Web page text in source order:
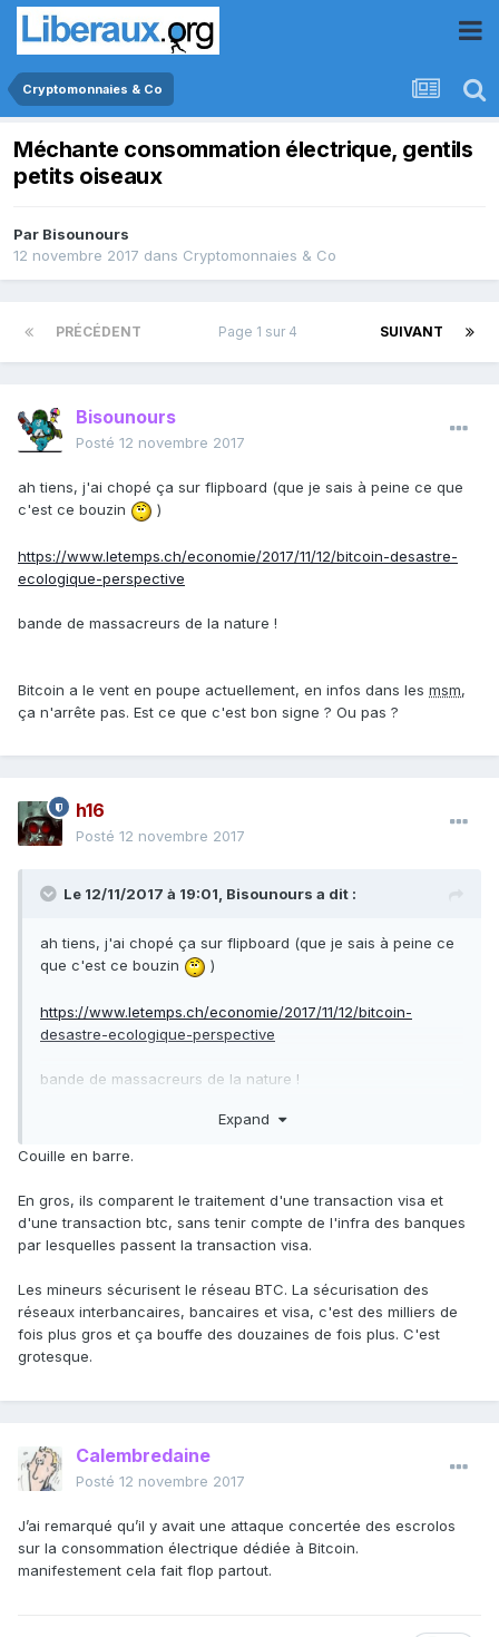
Cryptomonnaies & Co
Méchante consommation électrique, gentils
petits oiseaux
Par Bisounours
12 novembre 2017 dans Cryptomonnaies & Co
PRÉCÉDENT SUIVANT
Page 1 sur 4
Bisounours
Posté 12 novembre 2017
ah tiens, j'ai chopé ça sur flipboard (que je sais à peine ce que
c'est ce bouzin
)
https://www.letemps.ch/economie/2017/11/12/bitcoin-desastre-
ecologique-perspective
bande de massacreurs de la nature !
Bitcoin a le vent en poupe actuellement, en infos dans les msm,
ça n'arrête pas. Est ce que c'est bon signe ? Ou pas ?
h16
Posté 12 novembre 2017
Le 12/11/2017 à 19:01, Bisounours a dit :
ah tiens, j'ai chopé ça sur flipboard (que je sais à peine ce
que c'est ce bouzin
)
https://www.letemps.ch/economie/2017/11/12/bitcoin-
desastre-ecologique-perspective
bande de massacreurs de la nature !
Expand
Couille en barre.
En gros, ils comparent le traitement d'une transaction visa et
d'une transaction btc, sans tenir compte de l'infra des banques
par lesquelles passent la transaction visa.
Les mineurs sécurisent le réseau BTC. La sécurisation des
réseaux interbancaires, bancaires et visa, c'est des milliers de
fois plus gros et ça bouffe des douzaines de fois plus. C'est
grotesque.
Calembredaine
Posté 12 novembre 2017
J’ai remarqué qu’il y avait une attaque concertée des escrolos
sur la consommation électrique dédiée à Bitcoin.
manifestement cela fait flop partout.